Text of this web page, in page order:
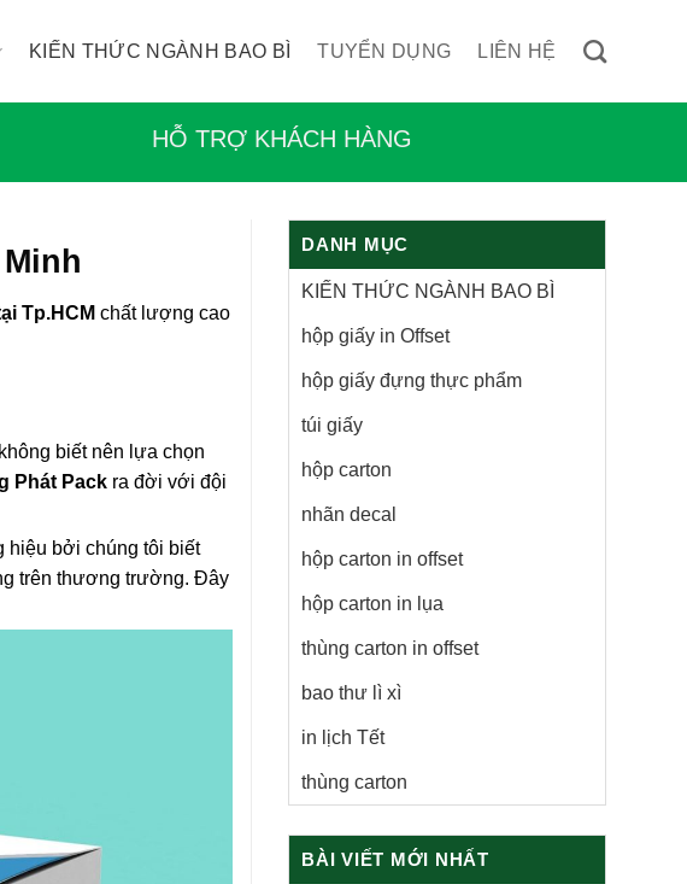
KIẾN THỨC NGÀNH BAO BÌ TUYỂN DỤNG LIÊN HỆ
HỖ TRỢ KHÁCH HÀNG
Tp.HCM chất lượng cao
biết nên lựa chọn
Phát Pack ra đời với đội
hiệu bởi chúng tôi biết
trên thương trường. Đây
DANH MỤC
KIẾN THỨC NGÀNH BAO BÌ
hộp giấy in Offset
hộp giấy đựng thực phẩm
túi giấy
hộp carton
nhãn decal
hộp carton in offset
hộp carton in lụa
thùng carton in offset
bao thư lì xì
in lịch Tết
thùng carton
BÀI VIẾT MỚI NHẤT